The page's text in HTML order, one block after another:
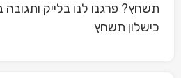
תשחץ? פרגנו לנו בלייק
כישלון תשחץ